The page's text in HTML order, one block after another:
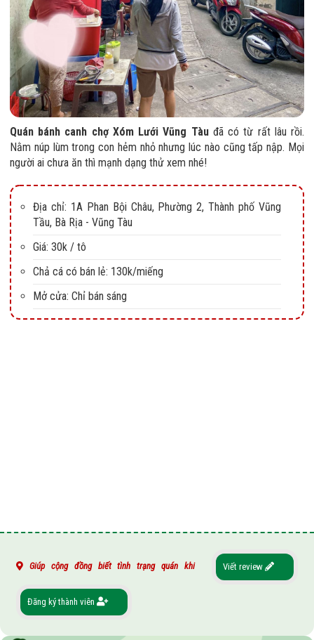
Quán bánh canh chợ Xóm Lưới Vũng Tàuđã có từ rất lâu rồi.
Nằm núp lùm trong con hẻm nhỏ nhưng lúc nào cũng tấp nập. Mọi
người ai chưa ăn thì mạnh dạng thử xem nhé!
Địa chỉ: 1A Phan Bội Châu, Phường 2, Thành phố Vũng
Tầu, Bà Rịa - Vũng Tàu
Giá: 30k / tô
Chả cá có bán lẻ: 130k/miếng
Mở cửa: Chỉ bán sáng
Giúp cộng đồng biết tình trạng quán khi Viết review
Đăng ký thành viên